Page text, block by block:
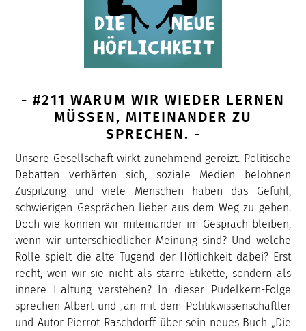
- #211 WARUM WIR WIEDER LERNEN
MÜSSEN, MITEINANDER ZU
SPRECHEN. -
Unsere Gesellschaft wirkt zunehmend gereizt. Politische
Debatten verhärten sich, soziale Medien belohnen
Zuspitzung und viele Menschen haben das Gefühl,
schwierigen Gesprächen lieber aus dem Weg zu gehen.
Doch wie können wir miteinander im Gespräch bleiben,
wenn wir unterschiedlicher Meinung sind? Und welche
Rolle spielt die alte Tugend der Höflichkeit dabei? Erst
recht, wen wir sie nicht als starre Etikette, sondern als
innere Haltung verstehen? In dieser Pudelkern-Folge
sprechen Albert und Jan mit dem Politikwissenschaftler
und Autor Pierrot Raschdorff über sein neues Buch „Die